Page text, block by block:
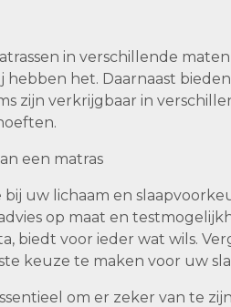
in verschillende
hebben het. Daarnaast
zijn verkrijgbaar in
een matras
uw lichaam en
op maat en
biedt voor ieder wat wils.
keuze te maken voor uw
om er zeker van te